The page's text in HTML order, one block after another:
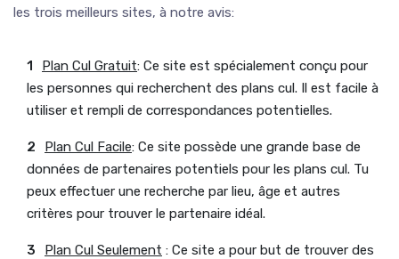
les trois meilleurs sites, à notre avis:
Plan Cul Gratuit: Ce site est spécialement conçu pour
les personnes qui recherchent des plans cul. Il est facile à
utiliser et rempli de correspondances potentielles.
Plan Cul Facile: Ce site possède une grande base de
données de partenaires potentiels pour les plans cul. Tu
peux effectuer une recherche par lieu, âge et autres
critères pour trouver le partenaire idéal.
Plan Cul Seulement : Ce site a pour but de trouver des